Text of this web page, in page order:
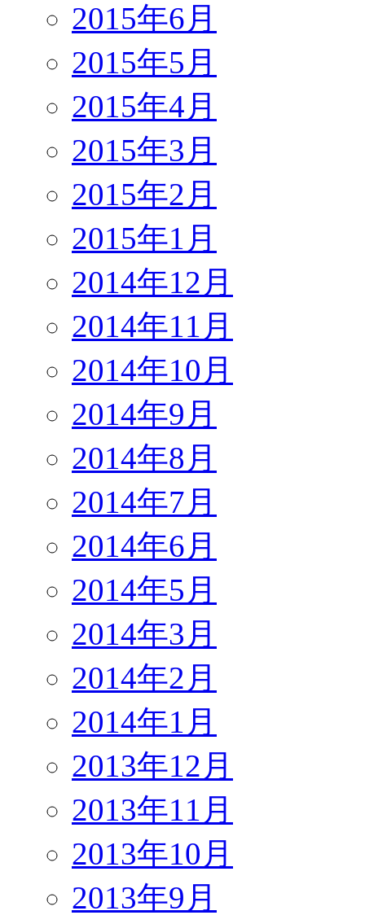
2015年6月
2015年5月
2015年4月
2015年3月
2015年2月
2015年1月
2014年12月
2014年11月
2014年10月
2014年9月
2014年8月
2014年7月
2014年6月
2014年5月
2014年3月
2014年2月
2014年1月
2013年12月
2013年11月
2013年10月
2013年9月